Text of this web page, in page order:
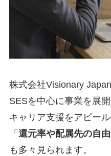
株式会社Visionary
SESを中心に事業を展
キャリア支援をアピー
「 還元率や配属先の自
も多々見られます。